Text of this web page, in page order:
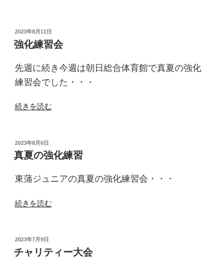
と
上
ふ
れ
あ
い
祭
投
稿
日:
2023年8月11日
強化練習会
先週に続き今週は朝日総合体育館で真夏の強化
練習会でした・・・
“強
習
会”
続きを読む
投
稿
日:
2023年8月6日
真夏の強化練習
東蒲ジュニアの真夏の強化練習会・・・
“真
強
化
続きを読む
投
稿
日:
2023年7月9日
チャリティー大会